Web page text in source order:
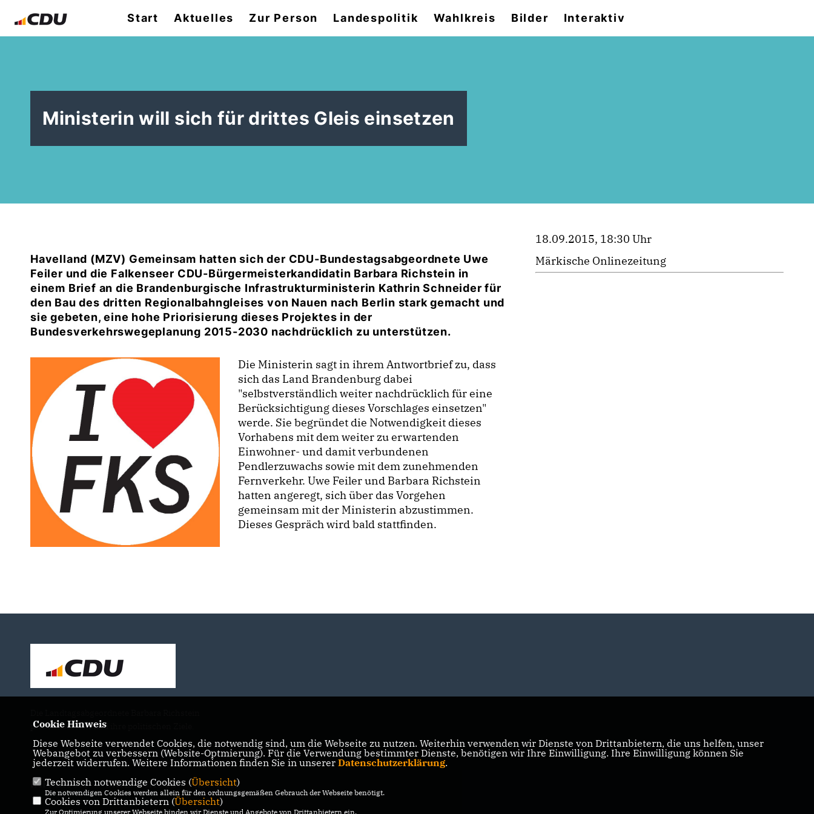
Start Aktuelles Zur Person Landespolitik Wahlkreis Bilder Interaktiv
Ministerin will sich für drittes Gleis einsetzen
Havelland (MZV) Gemeinsam hatten sich der CDU-Bundestagsabgeordnete Uwe
Feiler und die Falkenseer CDU-Bürgermeisterkandidatin Barbara Richstein in
einem Brief an die Brandenburgische Infrastrukturministerin Kathrin Schneider für
den Bau des dritten Regionalbahngleises von Nauen nach Berlin stark gemacht und
sie gebeten, eine hohe Priorisierung dieses Projektes in der
Bundesverkehrswegeplanung 2015-2030 nachdrücklich zu unterstützen.
Die Ministerin sagt in ihrem Antwortbrief zu, dass
sich das Land Brandenburg dabei
"selbstverständlich weiter nachdrücklich für eine
Berücksichtigung dieses Vorschlages einsetzen"
werde. Sie begründet die Notwendigkeit dieses
Vorhabens mit dem weiter zu erwartenden
Einwohner- und damit verbundenen
Pendlerzuwachs sowie mit dem zunehmenden
Fernverkehr. Uwe Feiler und Barbara Richstein
hatten angeregt, sich über das Vorgehen
gemeinsam mit der Ministerin abzustimmen.
Dieses Gespräch wird bald stattfinden.
18.09.2015, 18:30 Uhr
Märkische Onlinezeitung
präsentiert sich und ihre politischen Ziele.
IMPRESSUM DATENSCHUTZ KONTAKT
Cookie Hinweis
Diese Webseite verwendet Cookies, die notwendig sind, um die Webseite zu nutzen. Weiterhin verwenden wir Dienste von Drittanbietern, die uns helfen, unser
Webangebot zu verbessern (Website-Optmierung). Für die Verwendung bestimmter Dienste, benötigen wir Ihre Einwilligung. Ihre Einwilligung können Sie
jederzeit widerrufen. Weitere Informationen finden Sie in unserer Datenschutzerklärung.
Technisch notwendige Cookies (Übersicht)
Die notwendigen Cookies werden allein für den ordnungsgemäßen Gebrauch der Webseite benötigt.
Cookies von Drittanbietern (Übersicht)
Zur Optimierung unserer Webseite binden wir Dienste und Angebote von Drittanbietern ein.